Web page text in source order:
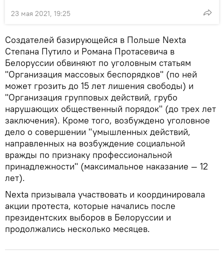
23 мая 2021, 19:25
Создателей базирующейся в Польше Nexta
Степана Путило и Романа Протасевича в
Белоруссии обвиняют по уголовным статьям
"Организация массовых беспорядков" (по ней
может грозить до 15 лет лишения свободы) и
"Организация групповых действий, грубо
нарушающих общественный порядок" (до трех лет
заключения). Кроме того, возбуждено уголовное
дело о совершении "умышленных действий,
направленных на возбуждение социальной
вражды по признаку профессиональной
принадлежности" (максимальное наказание — 12
лет).
Nexta призывала участвовать и координировала
акции протеста, которые начались после
президентских выборов в Белоруссии и
продолжались несколько месяцев.